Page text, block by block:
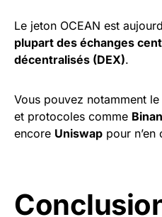
Le jeton OCEAN est
plupart des échanges
décentralisés (DEX).
Vous pouvez notamment
et protocoles comme
encore Uniswap pour n’en